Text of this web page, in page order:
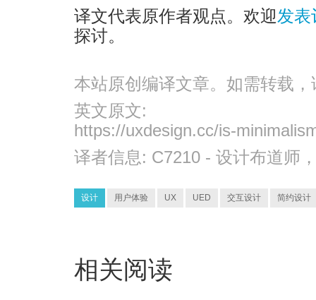
译文代表原作者观点。欢迎发表
探讨。
本站原创编译文章。如需转载
英文原文:
https://uxdesign.cc/is-
译者信息: C7210 - 设计布道师
设计 用户体验 UX UED 交互设计 简约设计
相关阅读